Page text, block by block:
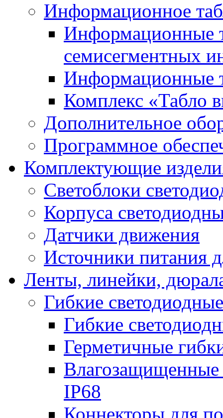
Информационное
Информационные
семисегментных
Информационные
Комплекс «Табло
Дополнительное
Программное
Комплектующие
Светоблоки
Корпуса
Датчики движения
Источники питания
Ленты, линейки,
Гибкие
Гибкие
Герметичные
Влагозащищенные
IP68
Коннекторы для